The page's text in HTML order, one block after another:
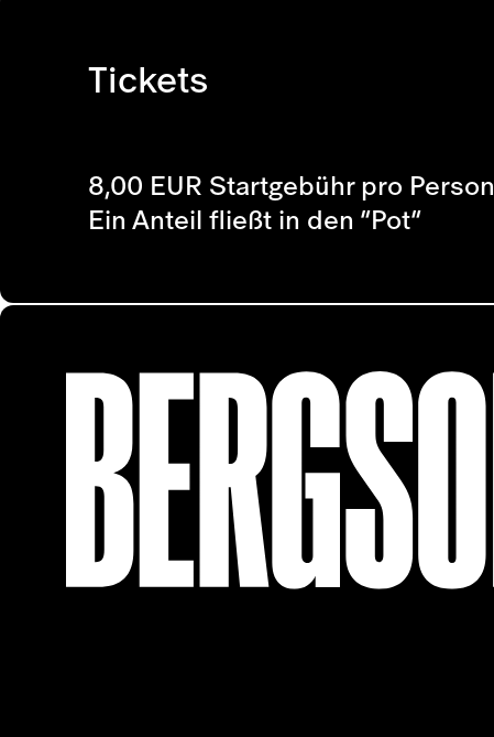
Tickets
8,00 EUR Startgebühr pro Person
Ein Anteil fließt in den “Pot”